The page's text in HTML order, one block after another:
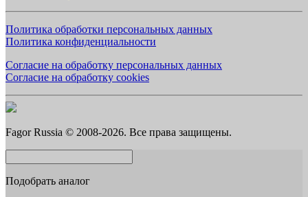
Политика обработки персональных данных
Политика конфиденциальности
Согласие на обработку персональных данных
Согласие на обработку cookies
Fagor Russia © 2008-2026. Все права защищены.
Подобрать аналог